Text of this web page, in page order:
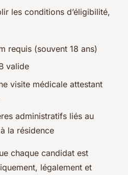
les conditions d’éligibilité,
requis (souvent 18 ans)
valide
visite médicale attestant
administratifs liés au
la résidence
chaque candidat est
légalement et